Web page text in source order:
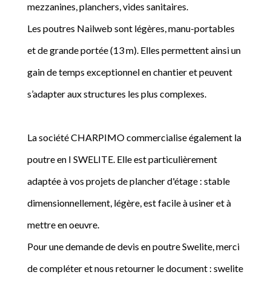
mezzanines, planchers, vides sanitaires.
Les poutres Nailweb sont légères, manu-portables
et de grande portée (13 m). Elles permettent ainsi un
gain de temps exceptionnel en chantier et peuvent
s’adapter aux structures les plus complexes.
La société CHARPIMO commercialise également la
poutre en I SWELITE. Elle est particulièrement
adaptée à vos projets de plancher d'étage : stable
dimensionnellement, légère, est facile à usiner et à
mettre en oeuvre.
Pour une demande de devis en poutre Swelite, merci
de compléter et nous retourner le document : swelite